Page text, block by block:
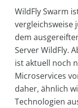
WildFly Swarm
vergleichsweise
dem
Server WildFly.
ist aktuell noch
Microservices
daher, ähnlich
Technologien